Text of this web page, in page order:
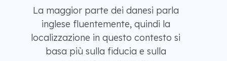
La maggior parte dei danesi parla
inglese fluentemente, quindi la
localizzazione in questo contesto si
basa più sulla fiducia e sulla